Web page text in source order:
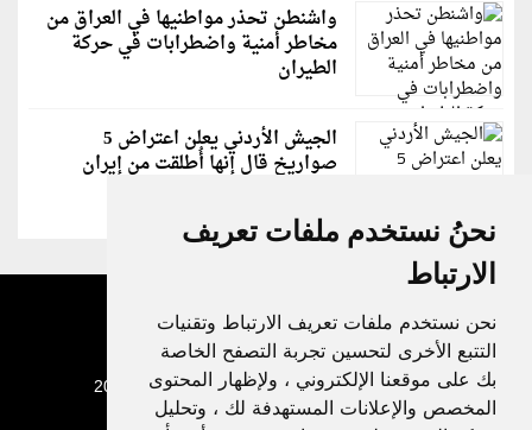
نحنُ نستخدم ملفات تعريف
الارتباط
نحن نستخدم ملفات تعريف الارتباط وتقنيات
التتبع الأخرى لتحسين تجربة التصفح الخاصة
بك على موقعنا الإلكتروني ، ولإظهار المحتوى
المخصص والإعلانات المستهدفة لك ، وتحليل
واشنطن تحذر مواطنيها في العراق من
مخاطر أمنية واضطرابات في حركة
الطيران
الجيش الأردني يعلن اعتراض 5
صواريخ قال إنها أُطلقت من إيران
جميع الحقوق محفوظة لدنيا الوطن © 2003 - 2022